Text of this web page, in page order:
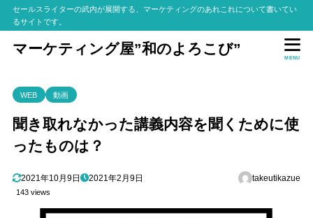
セールスライターの武内が展開する、マーケティングのあれこれについて書いてい
るサイトです。
マーケティング屋”和のよろこび”
MENU
WEB 動画
聞き取れなかった講義内容を聞くために使
ったものは？
2021年10月9日 2021年2月9日 takeutikazue
143 views